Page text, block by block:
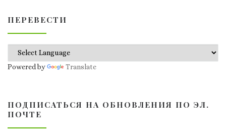
ПЕРЕВЕСТИ
Powered by Translate
ПОДПИСАТЬСЯ НА ОБНОВЛЕНИЯ ПО ЭЛ.
ПОЧТЕ